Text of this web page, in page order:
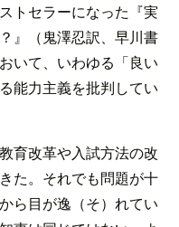
トセラーになった『実
』（鬼澤忍訳、早川書
いて、いわゆる「良い
能力主義を批判してい
育改革や入試方法の改
た。それでも問題が十
ら目が逸（そ）れてい